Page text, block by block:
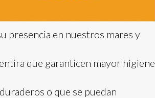
presencia en nuestros mares y
que garanticen mayor higiene
o que se puedan